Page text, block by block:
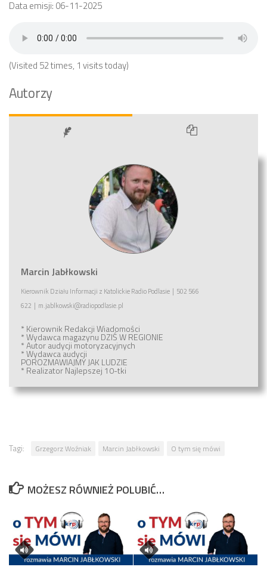
Data emisji: 06-11-2025
(Visited 52 times, 1 visits today)
Autorzy
Marcin Jabłkowski
Kierownik Działu Informacji z Katolickie Radio Podlasie | 502 566
622 | m.jablkowski@radiopodlasie.pl
* Kierownik Redakcji Wiadomości
* Wydawca magazynu DZIŚ W REGIONIE
* Autor audycji motoryzacyjnych
* Wydawca audycji
POROZMAWIAJMY JAK LUDZIE
* RealizatorNajlepszej 10-tki
Tagi: Grzegorz Woźniak Marcin Jabłkowski O tym się mówi
MOŻESZ RÓWNIEŻ POLUBIĆ…